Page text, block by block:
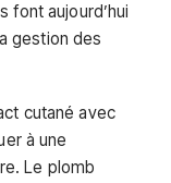
font aujourd’hui
gestion des
cutané avec
à une
Le plomb